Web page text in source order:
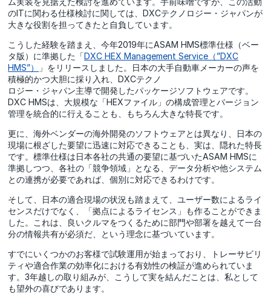
のITに関わる仕様検討に関しては、DXCテクノロジー・ジャパンが
大きな役割を担ってきたと自負しています。
こうした経験を踏まえ、今年2019年にASAM HMS標準仕様（ベー
タ版）に準拠した「DXC HEX Management Service（”DXC
HMS”）
」をリリースしました。日本の大手自動車メーカーの声を
積極的かつ大胆に採り入れ、DXCテクノ
ロジー・ジャパン主導で開発したパッケージソフトウェアです。
DXC HMSは、大規模な「HEXファイル」の構成管理とバージョン
管理を統合的に行えることも、もちろん大きな特長です。
更に、海外ベンダーの海外開発のソフトウェアとは異なり、日本の
現場に根ざした要望に迅速に対応できることも、実は、隠れた特長
です。標準仕様は日本各社の共通の要望に基づいたASAM HMSに
準拠しつつ、各社の「競争領域」となる、データ分析や他システム
との連携が必要であれば、個別に対応できるわけです。
そして、日本の適合現場の状況も踏まえて、ユーザー数によるライ
センスだけでなく、「拠点によるライセンス」も作ることができま
した。これは、良いクルマをつくるために部門や部署を越えて一台
分の情報共有が必須だ、という理念に基づいています。
すでにいくつかのお客様で試験運用が始まっており、トレーサビリ
ティや適合作業の効率化における有効性の検証が進められていま
す。3年越しの取り組みが、こうして実を結んだことは、私として
も望外の喜びであります。